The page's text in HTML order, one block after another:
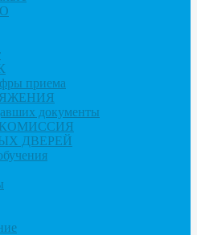
приема
документы
ДВЕРЕЙ